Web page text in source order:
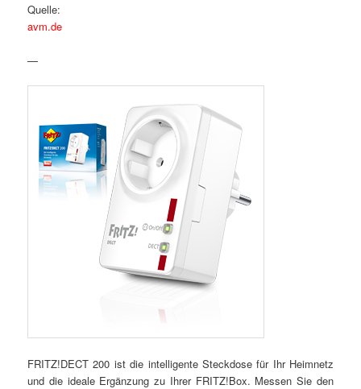
Quelle:
avm.de
—
FRITZ!DECT 200 ist die intelligente Steckdose für Ihr Heimnetz
und die ideale Ergänzung zu Ihrer FRITZ!Box. Messen Sie den